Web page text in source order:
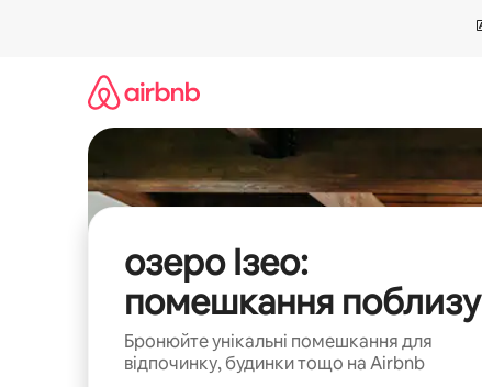
озеро Ізео:
помешкання поблизу
Бронюйте унікальні помешкання для
відпочинку, будинки тощо на Airbnb